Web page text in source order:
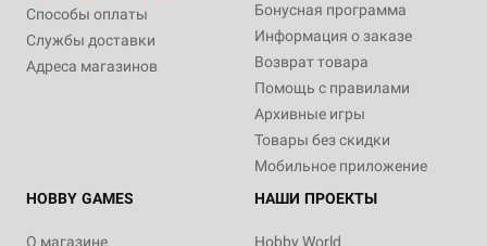
Способы оплаты
Службы доставки
Адреса магазинов
Бонусная программа
Информация о заказе
Возврат товара
Помощь с правилами
Архивные игры
Товары без скидки
Мобильное приложение
HOBBY GAMES
О магазине
НАШИ ПРОЕКТЫ
Hobby World